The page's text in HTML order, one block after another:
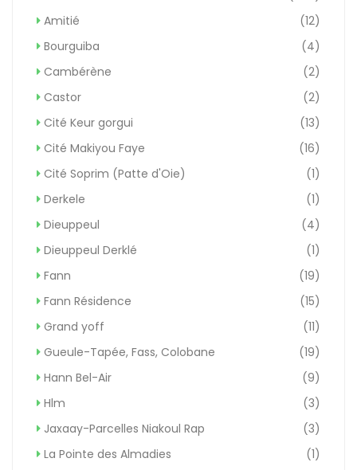
Amitié
(12)
Bourguiba
(4)
Cambérène
(2)
Castor
(2)
Cité Keur gorgui
(13)
Cité Makiyou Faye
(16)
Cité Soprim (Patte d'Oie)
(1)
Derkele
(1)
Dieuppeul
(4)
Dieuppeul Derklé
(1)
Fann
(19)
Fann Résidence
(15)
Grand yoff
(11)
Gueule-Tapée, Fass, Colobane
(19)
Hann Bel-Air
(9)
Hlm
(3)
Jaxaay-Parcelles Niakoul Rap
(3)
La Pointe des Almadies
(1)